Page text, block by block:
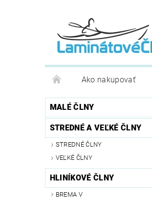
Ako nakupovať
MALÉ ČLNY
STREDNÉ A VEĽKÉ ČLNY
STREDNÉ ČLNY
VEĽKÉ ČLNY
HLINÍKOVÉ ČLNY
BREMA V